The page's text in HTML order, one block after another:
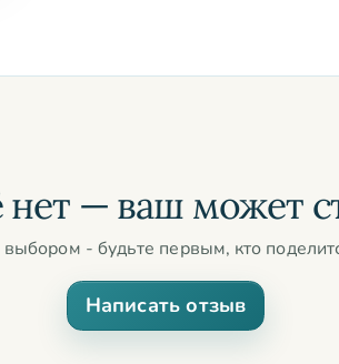
— ваш может
- будьте первым, кто
Написать отзыв